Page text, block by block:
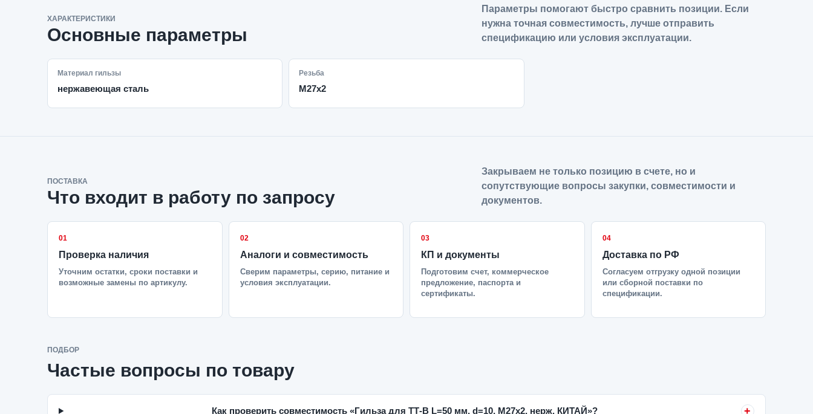
ХАРАКТЕРИСТИКИ
Основные параметры
Параметры помогают быстро сравнить позиции. Если
нужна точная совместимость, лучше отправить
спецификацию или условия эксплуатации.
Материал гильзы
нержавеющая сталь
Резьба
M27х2
ПОСТАВКА
Что входит в работу по запросу
Закрываем не только позицию в счете, но и
сопутствующие вопросы закупки, совместимости и
документов.
01
Проверка наличия
Уточним остатки, сроки поставки и
возможные замены по артикулу.
02
Аналоги и совместимость
Сверим параметры, серию, питание и
условия эксплуатации.
03
КП и документы
Подготовим счет, коммерческое
предложение, паспорта и
сертификаты.
04
Доставка по РФ
Согласуем отгрузку одной позиции
или сборной поставки по
спецификации.
ПОДБОР
Частые вопросы по товару
Как проверить совместимость «Гильза для ТТ-В L=50 мм, d=10, M27x2, нерж. КИТАЙ»?